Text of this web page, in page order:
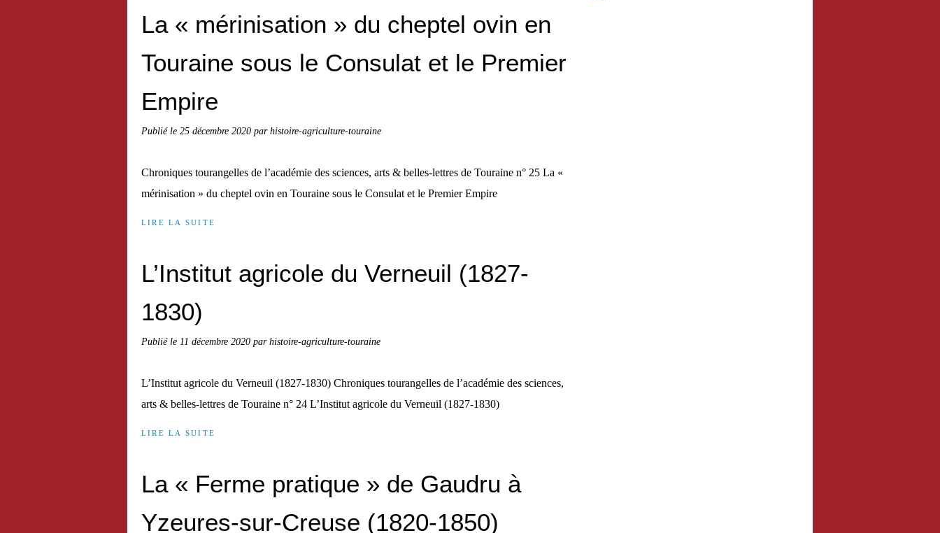
La « mérinisation » du cheptel ovin en
Touraine sous le Consulat et le Premier
Empire
Publié le 25 décembre 2020 par histoire-agriculture-touraine
Chroniques tourangelles de l’académie des sciences, arts & belles-lettres de Touraine n° 25 La «
mérinisation » du cheptel ovin en Touraine sous le Consulat et le Premier Empire
LIRE LA SUITE
L’Institut agricole du Verneuil (1827-
1830)
Publié le 11 décembre 2020 par histoire-agriculture-touraine
L’Institut agricole du Verneuil (1827-1830) Chroniques tourangelles de l’académie des sciences,
arts & belles-lettres de Touraine n° 24 L’Institut agricole du Verneuil (1827-1830)
LIRE LA SUITE
La « Ferme pratique » de Gaudru à
Yzeures-sur-Creuse (1820-1850)